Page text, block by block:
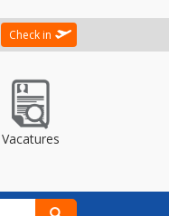
Check in
Vacatures